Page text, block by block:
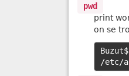
pwd
print
on se